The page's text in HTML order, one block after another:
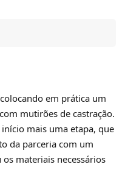
em prática um
mutirões de castração.
mais uma etapa, que
da parceria com um
materiais necessários